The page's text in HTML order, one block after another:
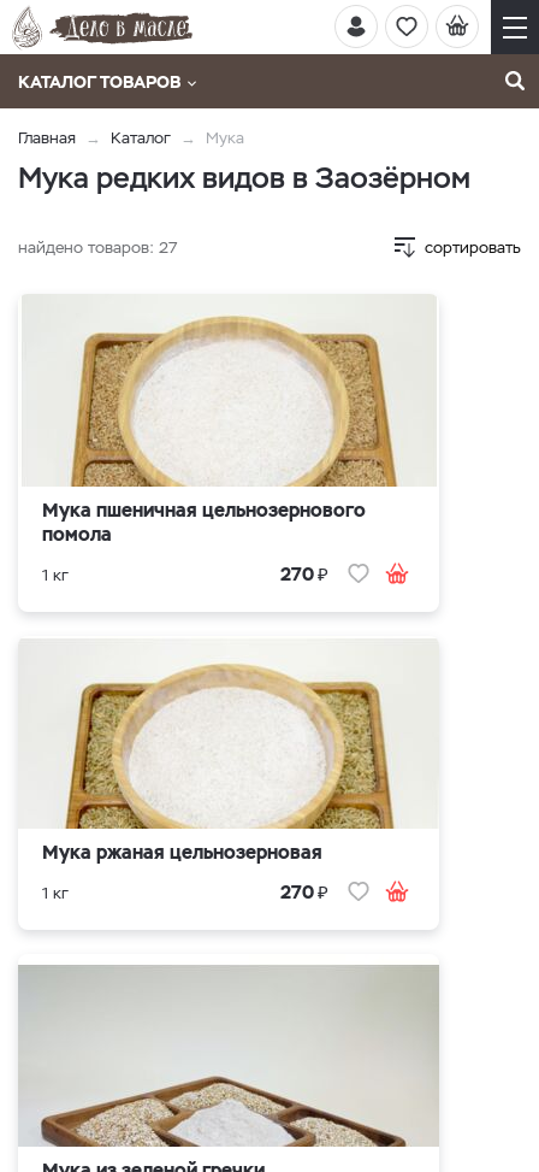
КАТАЛОГ ТОВАРОВ
Главная Каталог Мука
Мука редких видов в Заозёрном
найдено товаров: 27 сортировать
Мука пшеничная цельнозернового
помола
1 кг 270₽
Мука ржаная цельнозерновая
1 кг 270₽